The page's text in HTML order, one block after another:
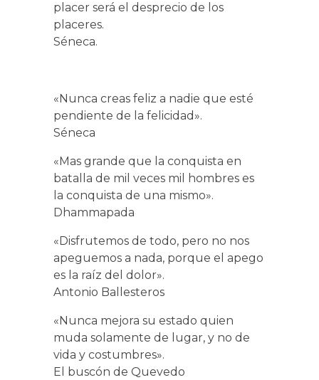
placer será el desprecio de los
placeres.
Séneca.
«Nunca creas feliz a nadie que esté
pendiente de la felicidad».
Séneca
«Mas grande que la conquista en
batalla de mil veces mil hombres es
la conquista de una mismo».
Dhammapada
«Disfrutemos de todo, pero no nos
apeguemos a nada, porque el apego
es la raíz del dolor».
Antonio Ballesteros
«Nunca mejora su estado quien
muda solamente de lugar, y no de
vida y costumbres».
El buscón de Quevedo